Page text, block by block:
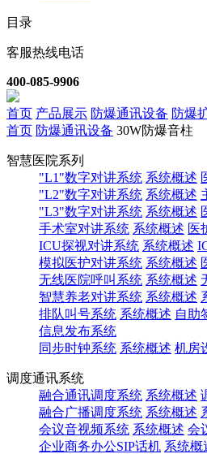
目录
客服热线电话
400-085-9906
首页 产品展示 防爆通讯设备 防爆
首页 防爆通讯设备 30W防爆音柱
智慧医院系列
"L1"数字对讲系统 系统概述
"L2"数字对讲系统 系统概述
"L3"数字对讲系统 系统概述
手术室对讲系统 系统概述 医
ICU探视对讲系统 系统概述
模拟医护对讲系统 系统概述
无线医院呼叫系统 系统概述
智慧养老对讲系统 系统概述
排队叫号系统 系统概述 自助
信息发布系统
同步时钟系统 系统概述 机房
调度通讯系统
融合通讯调度系统 系统概述
融合广播调度系统 系统概述
会议音视频系统 系统概述 会
企业商务办公SIP话机 系统概